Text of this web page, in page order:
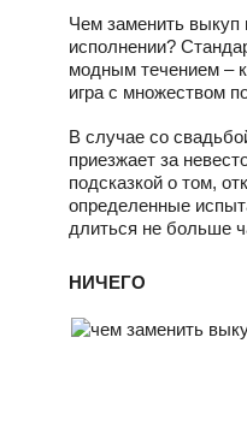
Чем заменить выкуп
исполнении?
модным течением –
игра с множеством
В случае со
приезжает за
подсказкой о том,
определенные
длиться не больше
НИЧЕГО